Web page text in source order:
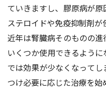
ていきますし、膠原病が
ステロイドや免疫抑制剤が
近年は腎臓病そのものの
いくつか使用できるよう
では効果が少なくなって
つけ必要に応じた治療を始